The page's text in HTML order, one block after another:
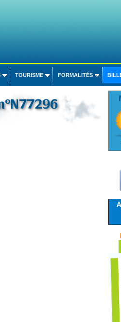
TOURISME FORMALITÉS